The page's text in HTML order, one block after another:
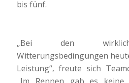
bis fünf.
„Bei den wirklich
Witterungsbedingungen
Leistung“, freute sich